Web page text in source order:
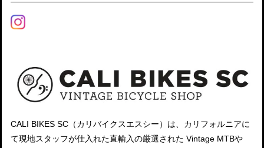
CALI BIKES SC（カリバイクスエスシー）は、カリフォルニアに
て現地スタッフが仕入れた直輸入の厳選された Vintage MTBや